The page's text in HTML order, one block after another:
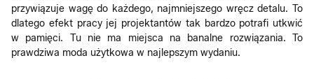
przywiązuje wagę do każdego, najmniejszego wręcz detalu. To
dlatego efekt pracy jej projektantów tak bardzo potrafi utkwić
w pamięci. Tu nie ma miejsca na banalne rozwiązania. To
prawdziwa moda użytkowa w najlepszym wydaniu.